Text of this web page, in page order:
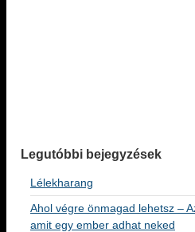
Legutóbbi bejegyzések
Lélekharang
Ahol végre önmagad lehetsz –
amit egy ember adhat neked